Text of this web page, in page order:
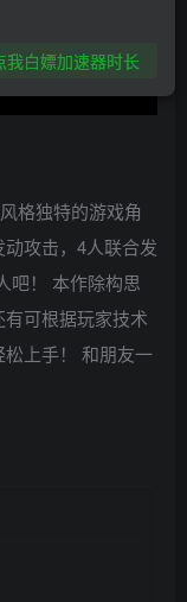
格独特的游戏角
攻击，4人联合发
吧！ 本作除构思
可根据玩家技术
上手！ 和朋友一
我白嫖加速器时长